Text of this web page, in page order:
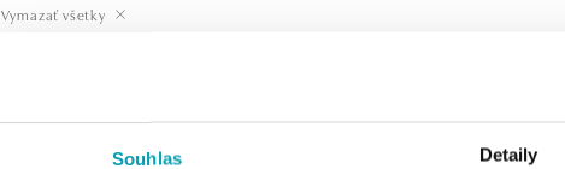
Souhlas Detaily
Vymazať všetky